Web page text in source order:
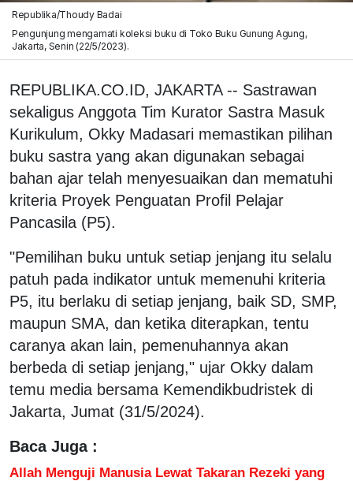
Republika/Thoudy Badai
Pengunjung mengamati koleksi buku di Toko Buku Gunung Agung,
Jakarta, Senin (22/5/2023).
REPUBLIKA.CO.ID, JAKARTA -- Sastrawan
sekaligus Anggota Tim Kurator Sastra Masuk
Kurikulum, Okky Madasari memastikan pilihan
buku sastra yang akan digunakan sebagai
bahan ajar telah menyesuaikan dan mematuhi
kriteria Proyek Penguatan Profil Pelajar
Pancasila (P5).
"Pemilihan buku untuk setiap jenjang itu selalu
patuh pada indikator untuk memenuhi kriteria
P5, itu berlaku di setiap jenjang, baik SD, SMP,
maupun SMA, dan ketika diterapkan, tentu
caranya akan lain, pemenuhannya akan
berbeda di setiap jenjang," ujar Okky dalam
temu media bersama Kemendikbudristek di
Jakarta, Jumat (31/5/2024).
Baca Juga :
Allah Menguji Manusia Lewat Takaran Rezeki yang